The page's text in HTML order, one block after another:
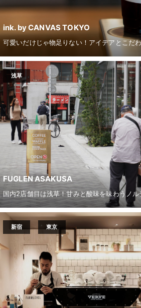
ink. by CANVAS TOKYO
浅草
FUGLEN ASAKUSA
新宿 東京